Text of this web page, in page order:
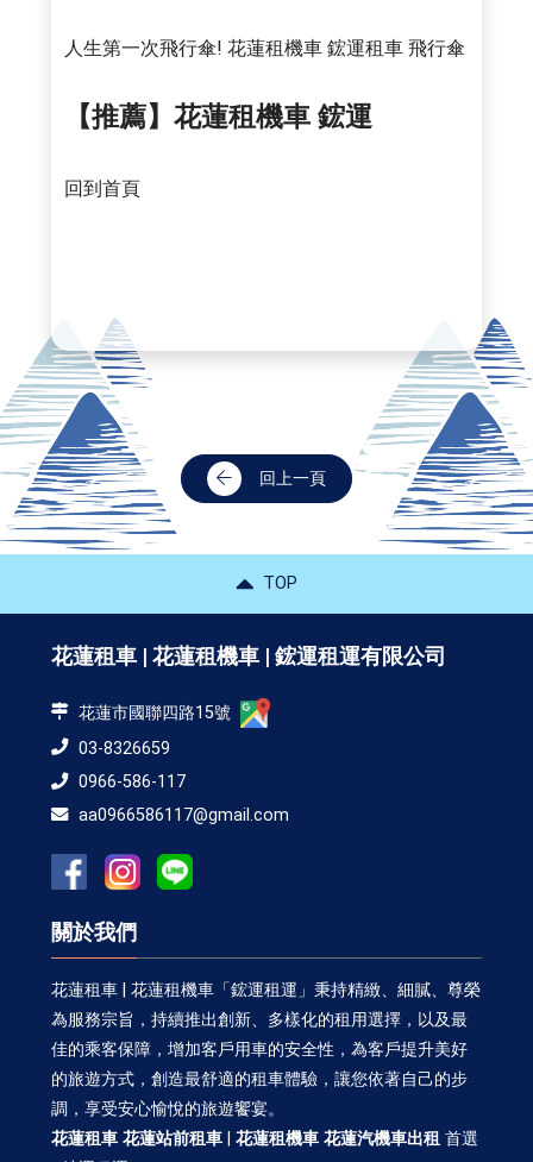
人生第一次飛行傘! 花蓮租機車 鋐運租車 飛行傘
【推薦】花蓮租機車 鋐運
回到首頁
回上一頁
TOP
花蓮租車 | 花蓮租機車 | 鋐運租運有限公司
花蓮市國聯四路15號
03-8326659
0966-586-117
aa0966586117@gmail.com
關於我們
花蓮租車 | 花蓮租機車「鋐運租運」秉持精緻、細膩、尊榮
為服務宗旨，持續推出創新、多樣化的租用選擇，以及最
佳的乘客保障，增加客戶用車的安全性，為客戶提升美好
的旅遊方式，創造最舒適的租車體驗，讓您依著自己的步
調，享受安心愉悅的旅遊饗宴。
花蓮租車 花蓮站前租車 |花蓮租機車 花蓮汽機車出租 首選